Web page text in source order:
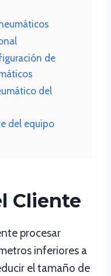
de
del
del equipo
Cliente
procesar
inferiores a
el tamaño de